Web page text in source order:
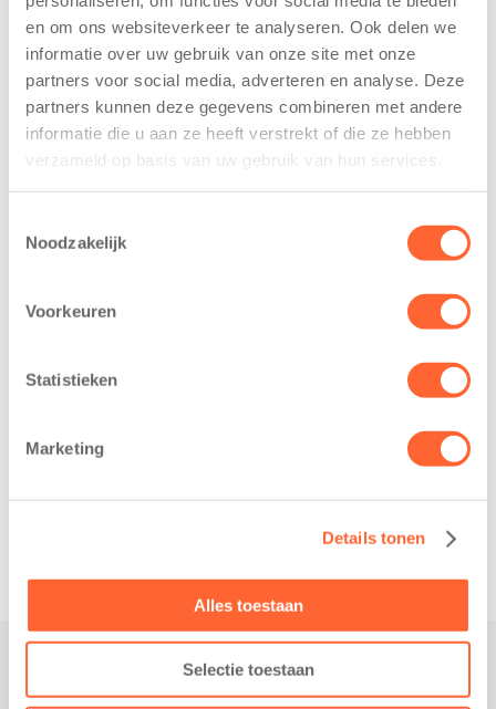
en om ons websiteverkeer te analyseren. Ook delen we
informatie over uw gebruik van onze site met onze
partners voor social media, adverteren en analyse. Deze
partners kunnen deze gegevens combineren met andere
informatie die u aan ze heeft verstrekt of die ze hebben
verzameld op basis van uw gebruik van hun services.
Noodzakelijk
Voorkeuren
Statistieken
Marketing
Details tonen
Alles toestaan
Selectie toestaan
kindcentrum in
wijk Wiarda in
Leeuwarden
11 juni 2026
Leeuwarden –
heeft een
belangrijke stap
realisatie van een
kindcentrum in
Na…
Mijl tijdens de
Menzis 4 Mijl
van Groningen
13 mei 2026
De jongste
Noord-Nederland
Kinderopvang is
van…
Praktisch